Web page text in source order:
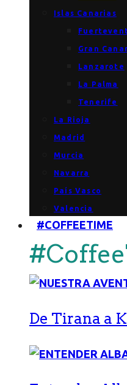
Islas Canarias
Gran
Lanzarote
La Palma
Tenerife
La Rioja
Madrid
Murcia
Navarra
País Vasco
Valencia
#COFFEETIME
De Tirana a